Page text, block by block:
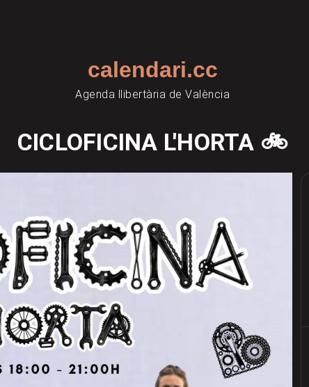
calendari.cc
Agenda llibertària de València
CICLOFICINA L'HORTA 🚲